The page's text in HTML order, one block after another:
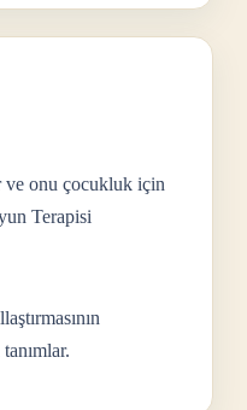
ve onu çocukluk için
Terapisi